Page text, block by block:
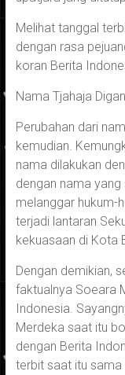
Melihat tanggal
dengan rasa
koran Berita
Nama Tjahaja
Perubahan dari
kemudian.
nama dilakukan
dengan nama
melanggar hukum-
terjadi lantaran
kekuasaan di Kota
Dengan demikian,
faktualnya Soeara
Indonesia.
Merdeka saat itu
dengan Berita
terbit saat itu